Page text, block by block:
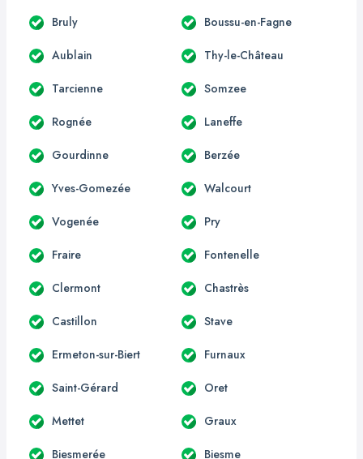
Bruly Boussu-en-Fagne
Aublain Thy-le-Château
Tarcienne Somzee
Rognée Laneffe
Gourdinne Berzée
Yves-Gomezée Walcourt
Vogenée Pry
Fraire Fontenelle
Clermont Chastrès
Castillon Stave
Ermeton-sur-Biert Furnaux
Saint-Gérard Oret
Mettet Graux
Biesmerée Biesme